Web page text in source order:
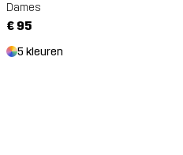
Dames
€ 95
5 kleuren